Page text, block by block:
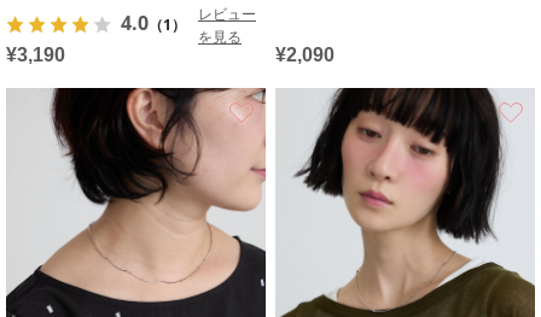
4.0 （1）
レビュー
を見る
¥3,190
¥2,090
お気に入り